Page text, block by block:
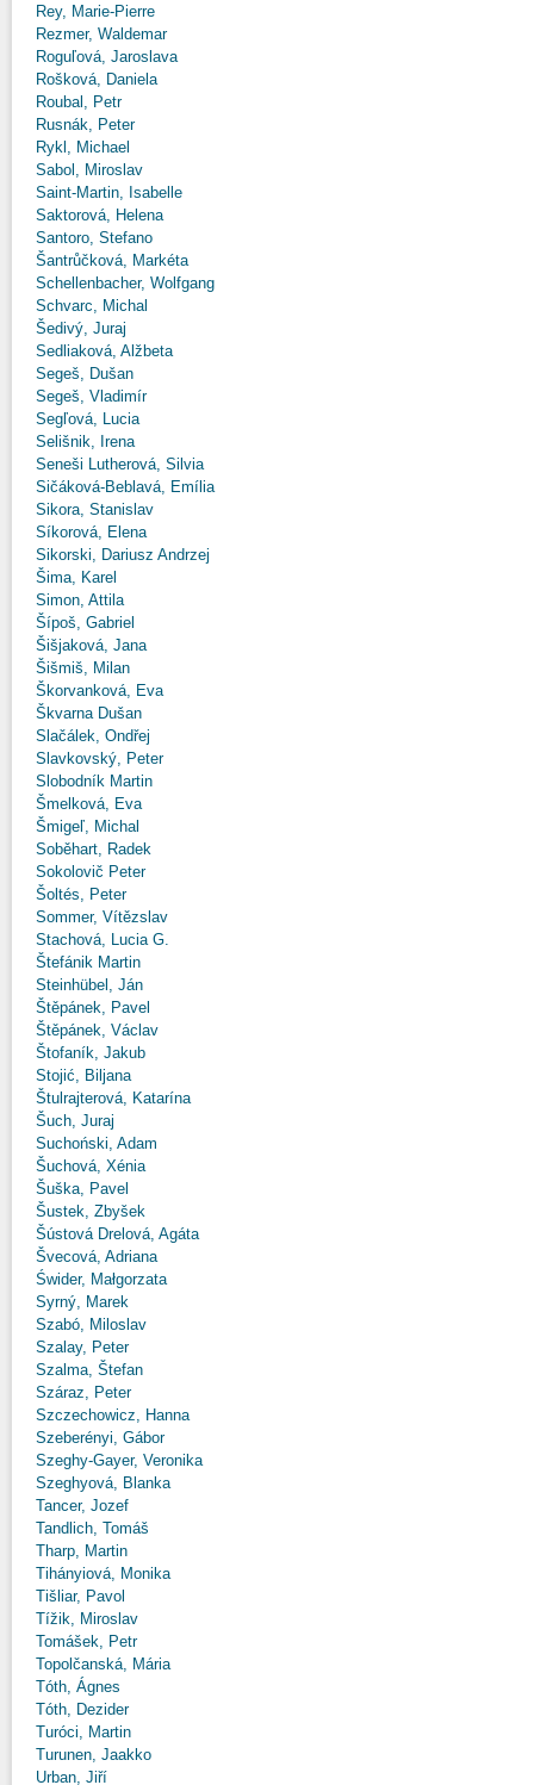
Rey, Marie-Pierre
Rezmer, Waldemar
Roguľová, Jaroslava
Rošková, Daniela
Roubal, Petr
Rusnák, Peter
Rykl, Michael
Sabol, Miroslav
Saint-Martin, Isabelle
Saktorová, Helena
Santoro, Stefano
Šantrůčková, Markéta
Schellenbacher, Wolfgang
Schvarc, Michal
Šedivý, Juraj
Sedliaková, Alžbeta
Segeš, Dušan
Segeš, Vladimír
Segľová, Lucia
Selišnik, Irena
Seneši Lutherová, Silvia
Sičáková-Beblavá, Emília
Sikora, Stanislav
Síkorová, Elena
Sikorski, Dariusz Andrzej
Šima, Karel
Simon, Attila
Šípoš, Gabriel
Šišjaková, Jana
Šišmiš, Milan
Škorvanková, Eva
Škvarna Dušan
Slačálek, Ondřej
Slavkovský, Peter
Slobodník Martin
Šmelková, Eva
Šmigeľ, Michal
Soběhart, Radek
Sokolovič Peter
Šoltés, Peter
Sommer, Vítězslav
Stachová, Lucia G.
Štefánik Martin
Steinhübel, Ján
Štěpánek, Pavel
Štěpánek, Václav
Štofaník, Jakub
Stojić, Biljana
Štulrajterová, Katarína
Šuch, Juraj
Suchoński, Adam
Šuchová, Xénia
Šuška, Pavel
Šustek, Zbyšek
Šústová Drelová, Agáta
Švecová, Adriana
Świder, Małgorzata
Syrný, Marek
Szabó, Miloslav
Szalay, Peter
Szalma, Štefan
Száraz, Peter
Szczechowicz, Hanna
Szeberényi, Gábor
Szeghy-Gayer, Veronika
Szeghyová, Blanka
Tancer, Jozef
Tandlich, Tomáš
Tharp, Martin
Tihányiová, Monika
Tišliar, Pavol
Tížik, Miroslav
Tomášek, Petr
Topolčanská, Mária
Tóth, Ágnes
Tóth, Dezider
Turóci, Martin
Turunen, Jaakko
Urban, Jiří